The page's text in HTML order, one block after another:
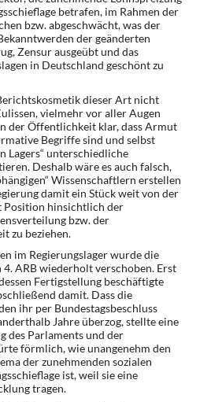
betrafen, im Rahmen der
bzw. abge­schwächt, was der
der geänderten
Zensur ausgeübt und das
in Deutschland geschönt zu
dieser Art nicht
vielmehr vor aller Augen
der Öffentlichkeit klar, dass Ar­mut
Begriffe sind und selbst
Lagers“ unterschiedliche
Deshalb wäre es auch falsch,
Wissenschaftlern erstellen
damit ein Stück weit von der
Position hinsichtlich der
bzw. der
zu be­ziehen.
im Regierungslager wurde die
4. ARB wiederholt verschoben. Erst
Fertigstellung be­schäftigte
damit. Dass die
ihr per Bundestagsbeschluss
Jahre überzog, stellte eine
des Parlaments und der
förmlich, wie unangenehm den
der zunehmenden sozialen
ist, weil sie eine
tragen.